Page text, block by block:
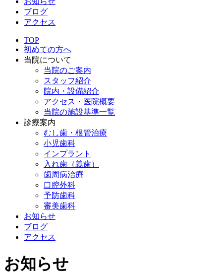
ブログ
アクセス
TOP
初めての方へ
当院について
当院のご案内
スタッフ紹介
院内・設備紹介
アクセス・医院概要
当院の施設基準一覧
診療案内
むし歯・根管治療
小児歯科
インプラント
入れ歯（義歯）
歯周病治療
口腔外科
予防歯科
審美歯科
お知らせ
ブログ
アクセス
お知らせ